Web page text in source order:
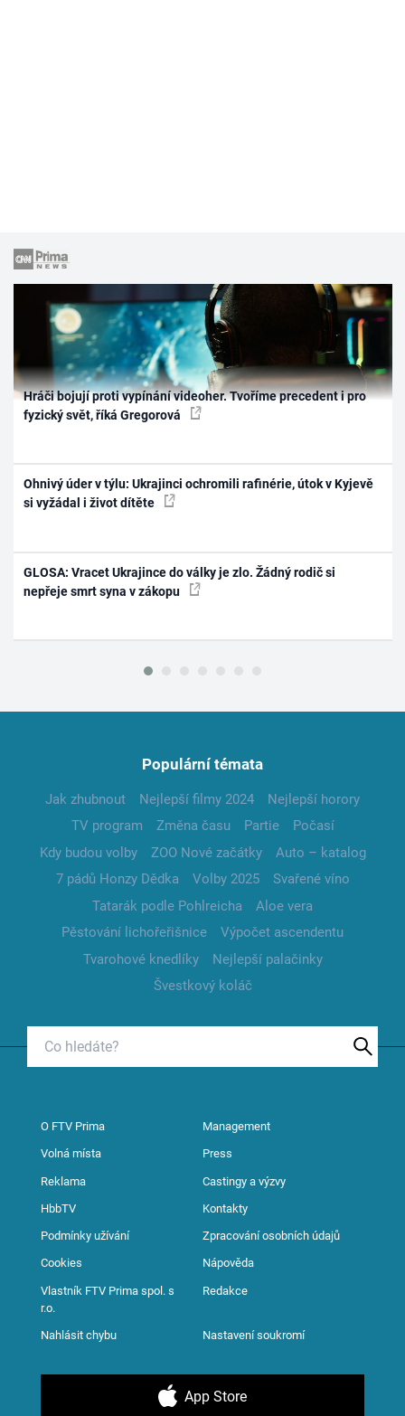
Hráči bojují proti vypínání videoher. Tvoříme precedent i pro
fyzický svět, říká Gregorová
Ohnivý úder v týlu: Ukrajinci ochromili rafinérie, útok v Kyjevě
si vyžádal i život dítěte
GLOSA: Vracet Ukrajince do války je zlo. Žádný rodič si
nepřeje smrt syna v zákopu
Populární témata
Jak zhubnout Nejlepší filmy 2024
Nejlepší horory
TV program
Změna času Partie
Počasí
Kdy budou volby
ZOO Nové začátky
Auto – katalog
7 pádů Honzy Dědka
Volby 2025
Svařené víno
Tatarák podle Pohlreicha
Aloe vera
Pěstování lichořeřišnice
Výpočet ascendentu
Tvarohové knedlíky
Nejlepší palačinky
Švestkový koláč
O FTV Prima Management
Volná místa Press
Reklama Castingy a výzvy
HbbTV Kontakty
Podmínky užívání Zpracování osobních údajů
Cookies Nápověda
Vlastník FTV Prima spol. s
r.o.
Redakce
Nahlásit chybu Nastavení soukromí
App Store